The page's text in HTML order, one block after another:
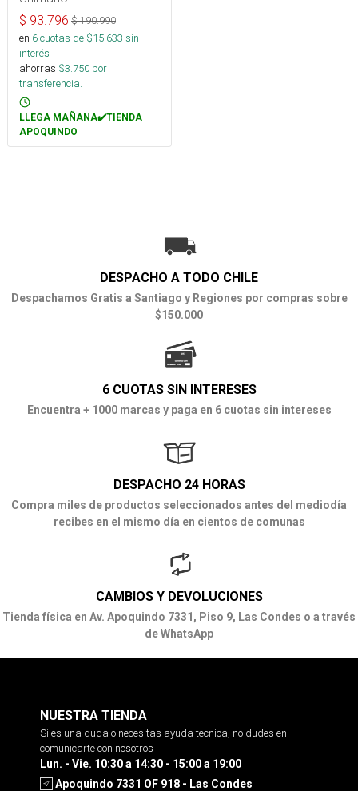
$ 93.796 $190.990
en 6cuotas de $15.633 sin
interés
ahorras $3.750 por
transferencia.
LLEGA MAÑANA✔️TIENDA
APOQUINDO
DESPACHO A TODO CHILE
Despachamos Gratis a Santiago y Regiones por compras sobre
$150.000
6 CUOTAS SIN INTERESES
Encuentra + 1000 marcas y paga en 6 cuotas sin intereses
DESPACHO 24 HORAS
Compra miles de productos seleccionados antes del mediodía
recibes en el mismo día en cientos de comunas
CAMBIOS Y DEVOLUCIONES
Tienda física en Av. Apoquindo 7331, Piso 9, Las Condes o a través
de WhatsApp
NUESTRA TIENDA
Si es una duda o necesitas ayuda tecnica, no dudes en
comunicarte con nosotros
Lun. - Vie. 10:30 a 14:30 - 15:00 a 19:00
Apoquindo 7331 OF 918 - Las Condes